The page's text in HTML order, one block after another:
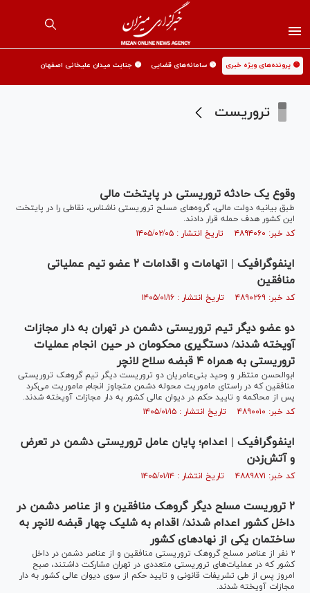
🟡 پرونده‌های ویژه خبری 🟡 سامانه‌های قضایی 🟡 جنایت میدان علیخانی اصفهان
تروریست
وقوع یک حادثه تروریستی در پایتخت مالی
طبق بیانیه دولت مالی، گروه‌های مسلح تروریستی ناشناس، نقاطی را در پایتخت
این کشور هدف حمله قرار دادند.
کد خبر: ۴۸۹۴۰۶۰ تاریخ انتشار : ۱۴۰۵/۰۲/۰۵
اینفوگرافیک | اتهامات و اقدامات ۲ عضو تیم عملیاتی
منافقین
کد خبر: ۴۸۹۰۲۶۹ تاریخ انتشار : ۱۴۰۵/۰۱/۱۶
دو عضو دیگر تیم تروریستی دشمن در تهران به دار مجازات
آویخته شدند/ دستگیری محکومان در حین انجام عملیات
تروریستی به همراه ۴ قبضه سلاح لانچر
ابوالحسن منتظر و وحید بنی‌عامریان دو تروریست دیگر تیم گروهک تروریستی
منافقین که در راستای ماموریت محوله دشمن متجاوز انجام ماموریت می‌کرد
پس از محاکمه و تایید حکم در دیوان عالی کشور به دار مجازات آویخته شدند.
کد خبر: ۴۸۹۰۰۱۰ تاریخ انتشار : ۱۴۰۵/۰۱/۱۵
اینفوگرافیک | اعدام؛ پایان عامل تروریستی دشمن در تعرض
و آتش‌زدن
کد خبر: ۴۸۸۹۸۷۱ تاریخ انتشار : ۱۴۰۵/۰۱/۱۴
۲ تروریست مسلح دیگر گروهک منافقین و از عناصر دشمن در
داخل کشور اعدام شدند/ اقدام به شلیک چهار قبضه لانچر به
ساختمان یکی از نهاد‌های کشور
۲ نفر از عناصر مسلح گروهک تروریستی منافقین و از عناصر دشمن در داخل
کشور که در عملیات‌های تروریستی متعددی در تهران مشارکت داشتند، صبح
امروز پس از طی تشریفات قانونی و تایید حکم از سوی دیوان عالی کشور به دار
مجازات آویخته شدند.